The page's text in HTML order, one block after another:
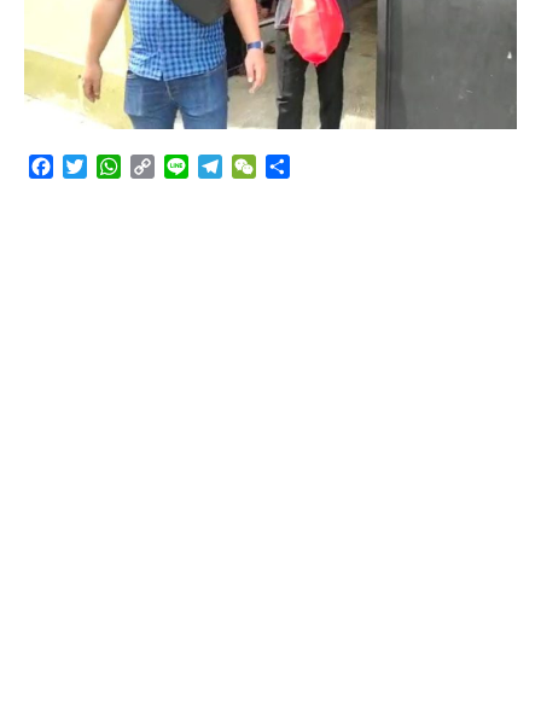
FacebookTwitterWhatsApp
Copy
Line TelegramWeChat